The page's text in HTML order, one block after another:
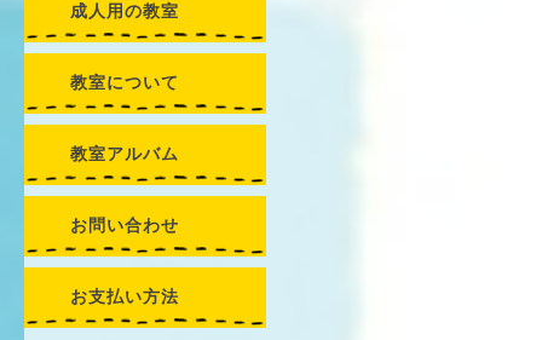
成人用の教室
教室について
教室アルバム
お問い合わせ
お支払い方法